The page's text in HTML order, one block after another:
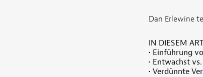
Dan Erlewine
IN DIESEM
• Einführung
• Entwachst
• Verdünnte